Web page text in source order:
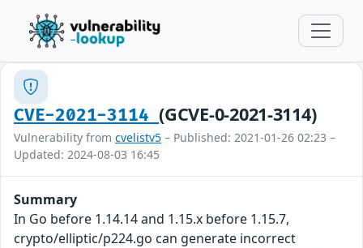
CVE-2021-3114(GCVE-0-2021-3114)
Vulnerability from cvelistv5 – Published: 2021-01-26 02:23 –
Updated: 2024-08-03 16:45
Summary
In Go before 1.14.14 and 1.15.x before 1.15.7,
crypto/elliptic/p224.go can generate incorrect